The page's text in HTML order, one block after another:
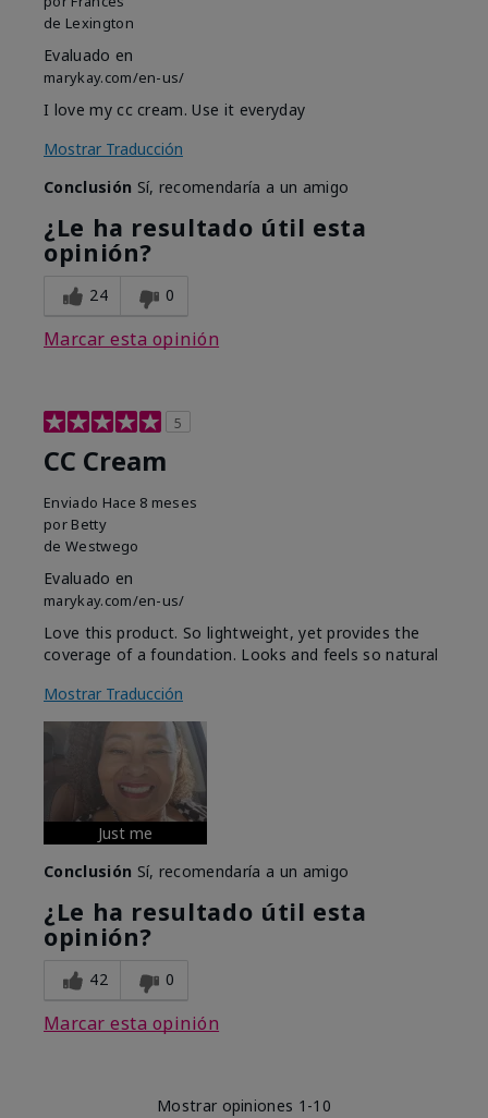
de Lexington
Evaluado en
marykay.com/en-us/
I love my cc cream. Use it everyday
Mostrar Traducción
Conclusión Sí, recomendaría a un amigo
¿Le ha resultado útil esta
opinión?
24 0
Marcar esta opinión
5
CC Cream
Enviado Hace 8 meses
por Betty
de Westwego
Evaluado en
marykay.com/en-us/
Love this product. So lightweight, yet provides the
coverage of a foundation. Looks and feels so natural
Mostrar Traducción
Just me
Conclusión Sí, recomendaría a un amigo
¿Le ha resultado útil esta
opinión?
42 0
Marcar esta opinión
Mostrar opiniones 1-10